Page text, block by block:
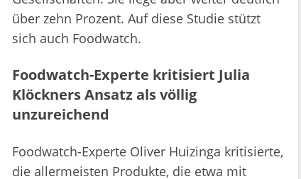
über zehn Prozent. Auf diese Studie stützt
sich auch Foodwatch.
Foodwatch-Experte kritisiert Julia
Klöckners Ansatz als völlig
unzureichend
Foodwatch-Experte Oliver Huizinga kritisierte,
die allermeisten Produkte, die etwa mit